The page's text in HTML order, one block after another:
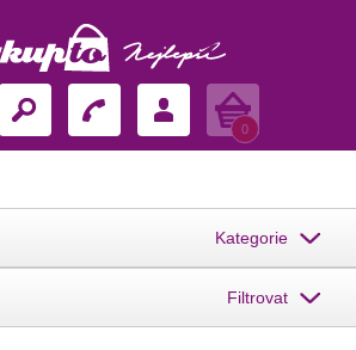
Košík
0
Kategorie
Filtrovat